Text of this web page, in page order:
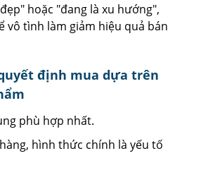
hoặc "đang là xu hướng",
vô tình làm giảm hiệu quả bán
định mua dựa trên
phù hợp nhất.
hình thức chính là yếu tố